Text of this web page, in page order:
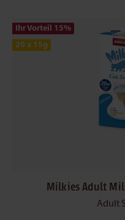
Ihr Vorteil 15%
20 x 15g
Milkies Adult
Adult